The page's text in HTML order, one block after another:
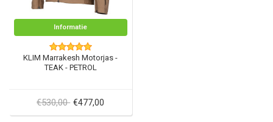
Informatie
KLIM Marrakesh Motorjas -
TEAK - PETROL
€530,00 €477,00